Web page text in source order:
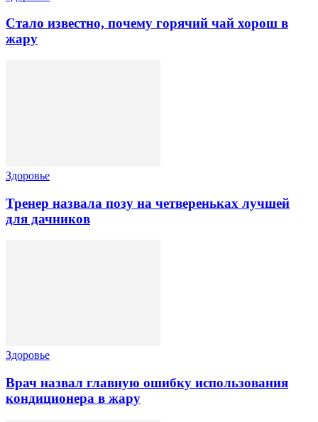
Стало известно, почему горячий чай хорош в
жару
Здоровье
Тренер назвала позу на четвереньках лучшей
для дачников
Здоровье
Врач назвал главную ошибку использования
кондиционера в жару